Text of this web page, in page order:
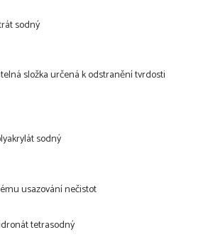
sodný
složka určená k odstranění tvrdosti
sodný
usazování nečistot
tetrasodný